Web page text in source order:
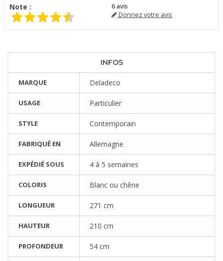
Note : 6avis
Donnez votre avis
INFOS
MARQUE Deladeco
USAGE Particulier
STYLE Contemporain
FABRIQUÉ EN Allemagne
EXPÉDIÉ SOUS 4 à 5 semaines
COLORIS Blanc ou chêne
LONGUEUR 271 cm
HAUTEUR 210 cm
PROFONDEUR 54 cm